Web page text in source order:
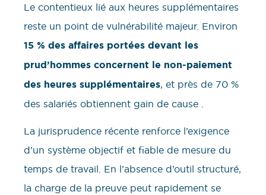
Le contentieux lié aux heures supplémentaires
reste un point de vulnérabilité majeur. Environ
15 % des affaires portées devant les
prud’hommes concernent le non-paiement
des heures supplémentaires, et près de 70 %
des salariés obtiennent gain de cause .
La jurisprudence récente renforce l’exigence
d’un système objectif et fiable de mesure du
temps de travail. En l’absence d’outil structuré,
la charge de la preuve peut rapidement se